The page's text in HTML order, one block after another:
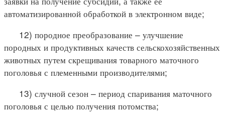
автоматизированной обработкой в электронном виде;
12) породное преобразование – улучшение
породных и продуктивных качеств сельскохозяйственных
животных путем скрещивания товарного маточного
поголовья с племенными производителями;
13) случной сезон – период спаривания маточного
поголовья с целью получения потомства;